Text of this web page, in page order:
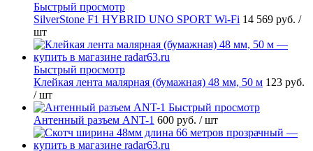
Быстрый просмотр
SilverStone F1 HYBRID UNO SPORT Wi-Fi 14 569 руб. /
шт
Быстрый просмотр
Клейкая лента малярная (бумажная) 48 мм, 50 м 123 руб.
/ шт
Быстрый просмотр
Антенный разъем ANT-1 600 руб. / шт